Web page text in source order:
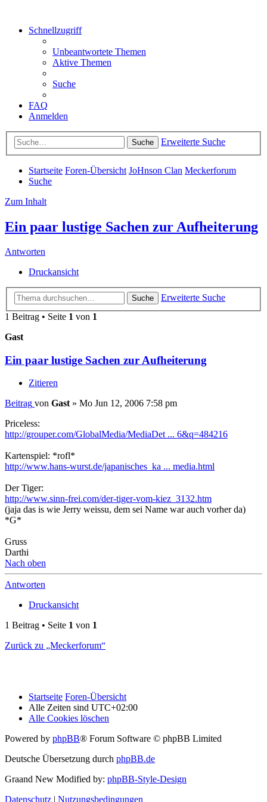
Schnellzugriff
Unbeantwortete Themen
Aktive Themen
Suche
FAQ
Anmelden
Suche Erweiterte Suche
Startseite Foren-Übersicht JoHnson Clan Meckerforum
Suche
Zum Inhalt
Ein paar lustige Sachen zur Aufheiterung
Antworten
Druckansicht
Suche
Erweiterte Suche
1 Beitrag • Seite 1 von 1
Gast
Ein paar lustige Sachen zur Aufheiterung
Zitieren
Beitrag von Gast» Mo Jun 12, 2006 7:58 pm
Priceless:
http://grouper.com/GlobalMedia/MediaDet ... 6&q=484216
Kartenspiel: *rofl*
http://www.hans-wurst.de/japanisches_ka ... media.html
Der Tiger:
http://www.sinn-frei.com/der-tiger-vom-kiez_3132.htm
(jaja das is wie Jerry weissu, dem sei Name war auch vorher da)
*G*
Gruss
Darthi
Nach oben
Antworten
Druckansicht
1 Beitrag • Seite 1 von 1
Zurück zu „Meckerforum“
Startseite Foren-Übersicht
Alle Zeiten sind UTC+02:00
Alle Cookies löschen
Powered by phpBB® Forum Software © phpBB Limited
Deutsche Übersetzung durch phpBB.de
Graand New Modified by: phpBB-Style-Design
Datenschutz | Nutzungsbedingungen